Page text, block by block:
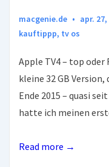
macgenie.de apr. 27,
kauftippp, tv os
Apple TV4 – top oder
kleine 32 GB
Ende 2015 – quasi
hatte ich meinen
Apple
Read more →